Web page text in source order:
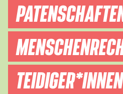
TEIDIGER­*INNEN